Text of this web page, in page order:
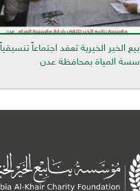
الخير الخيرية تعقد اجتماعاً تنسيقياً
المياة بمحافظة عدن